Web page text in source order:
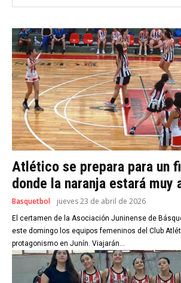
Atlético se prepara para un
donde la naranja estará muy
Basquetbol jueves 23 de abril de 2026
El certamen de la Asociación Juninense de
este domingo los equipos femeninos del Club
protagonismo en Junín. Viajarán...